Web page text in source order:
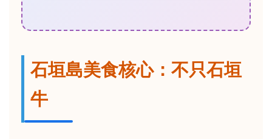
石垣島美食核心：不只石垣
牛